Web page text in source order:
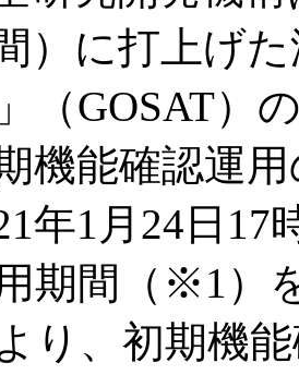
）に打上げ
（GOSAT）
機能確認運
年1月24日
期間（※1）
り、初期機